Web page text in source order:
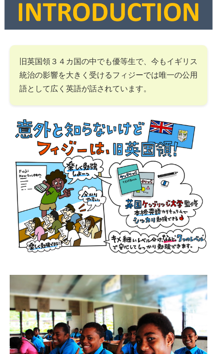
旧英国領３４カ国の中でも優等生で、今もイギリス
統治の影響を大きく受けるフィジーでは唯一の公用
語として広く英語が話されています。